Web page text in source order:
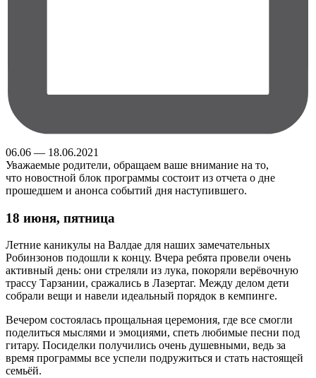
06.06 — 18.06.2021
Уважаемые родители, обращаем ваше внимание на то,
что новостной блок программы состоит из отчета о дне
прошедшем и анонса событий дня наступившего.
18 июня, пятница
Летние каникулы на Валдае для наших замечательных
Робинзонов подошли к концу. Вчера ребята провели очень
активный день: они стреляли из лука, покоряли верёвочную
трассу Тарзании, сражались в Лазертаг. Между делом дети
собрали вещи и навели идеальный порядок в кемпинге.
Вечером состоялась прощальная церемония, где все смогли
поделиться мыслями и эмоциями, спеть любимые песни под
гитару. Посиделки получились очень душевными, ведь за
время программы все успели подружиться и стать настоящей
семьёй.